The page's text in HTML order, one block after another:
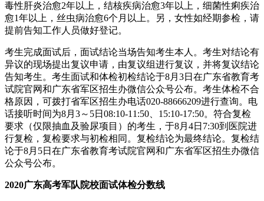
毒性肝炎治愈2年以上，结核疾病治愈3年以上，细菌性痢疾治
愈1年以上，丝虫病治愈6个月以上。另，女性如经期参检，请
提前告知工作人员做好登记。
考生完成面试后，面试结论当场告知考生本人。考生对结论有
异议的现场提出复议申请，由复议组进行复议，并将复议结论
告知考生。考生面试和体检初检结论于8月3日在广东省教育考
试院官网和广东省军区招生办微信公众号公布。考生体检不合
格原因，可拨打省军区招生办电话020-88666209进行查询。电
话接听时间为8月3～5日08:10-11:50、15:10-17:50。符合复检
要求（仅限抽血及验尿项目）的考生，于8月4日7:30到医院进
行复检，复检要求与初检相同。复检结论为最终结论。复检结
论于8月5日在广东省教育考试院官网和广东省军区招生办微信
公众号公布。
2020广东高考军队院校面试体检分数线